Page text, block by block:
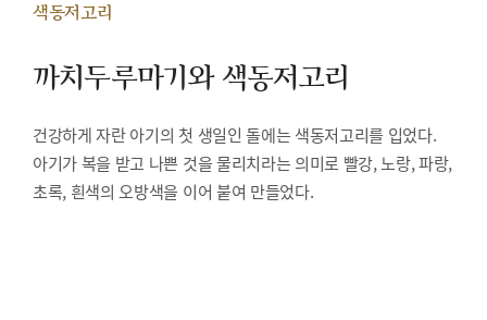
색동저고리
까치두루마기와 색동저고리
건강하게 자란 아기의 첫 생일인 돌에는 색동저고리를 입었다.
아기가 복을 받고 나쁜 것을 물리치라는 의미로 빨강, 노랑, 파랑,
초록, 흰색의 오방색을 이어 붙여 만들었다.